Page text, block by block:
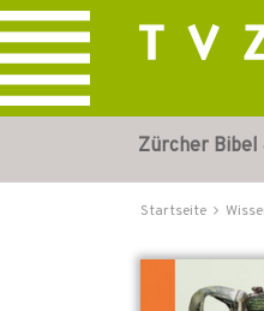
Zürcher Bibel
Startseite